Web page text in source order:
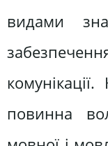
видами
повинна